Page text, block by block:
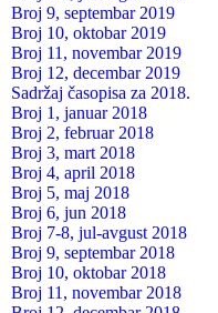
Broj 9, septembar 2019
Broj 10, oktobar 2019
Broj 11, novembar 2019
Broj 12, decembar 2019
Sadržaj časopisa za 2018.
Broj 1, januar 2018
Broj 2, februar 2018
Broj 3, mart 2018
Broj 4, april 2018
Broj 5, maj 2018
Broj 6, jun 2018
Broj 7-8, jul-avgust 2018
Broj 9, septembar 2018
Broj 10, oktobar 2018
Broj 11, novembar 2018